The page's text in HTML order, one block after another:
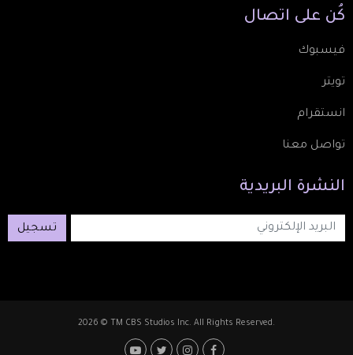
كُن على اتصال
فيسبوك
تويتر
انستقرام
تواصل معنا
النشرة البريدية
تسجيل
2026 © TM CBS Studios Inc. All Rights Reserved.
Footer: Social Media